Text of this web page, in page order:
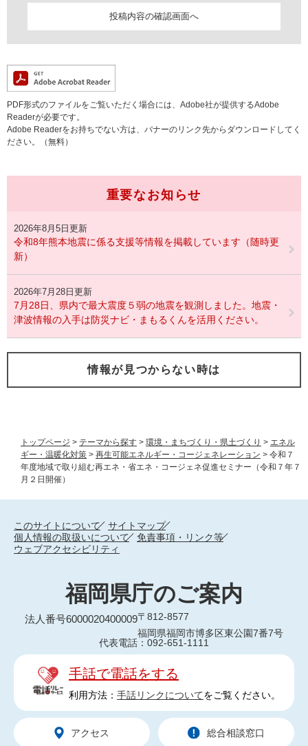
トップページ > テーマから探す > 環境・まちづくり・県土づくり > エネル
ギー・温暖化対策 > 再生可能エネルギー・コージェネレーション > 令和７
年度地域で取り組む再エネ・省エネ・コージェネ促進セミナー（令和７年７
月２日開催）
PDF形式のファイルをご覧いただく場合には、Adobe社が提供するAdobe
Readerが必要です。
Adobe Readerをお持ちでない方は、バナーのリンク先からダウンロードしてく
ださい。（無料）
重要なお知らせ
2026年8月5日更新
令和8年熊本地震に係る支援等情報を掲載しています（随時更
新）
2026年7月28日更新
7月28日、県内で最大震度５弱の地震を観測しました。地震・
津波情報の入手は防災ナビ・まもるくんを活用ください。
情報が見つからない時は
このサイトについて
サイトマップ
個人情報の取扱いについて
免責事項・リンク等
ウェブアクセシビリティ
福岡県庁のご案内
法人番号6000020400009〒812-8577
福岡県福岡市博多区東公園7番7号
代表電話：092-651-1111
手話で電話をする
利用方法： 手話リンクについてをご覧ください。
アクセス 総合相談窓口